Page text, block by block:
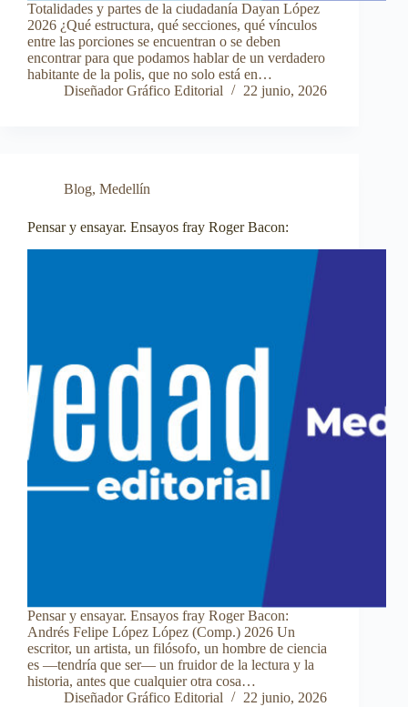
Totalidades y partes de la ciudadanía Dayan López
2026 ¿Qué estructura, qué secciones, qué vínculos
entre las porciones se encuentran o se deben
encontrar para que podamos hablar de un verdadero
habitante de la polis, que no solo está en…
Diseñador Gráfico Editorial
22 junio, 2026
Blog, Medellín
Pensar y ensayar. Ensayos fray Roger Bacon:
Pensar y ensayar. Ensayos fray Roger Bacon:
Andrés Felipe López López (Comp.) 2026 Un
escritor, un artista, un filósofo, un hombre de ciencia
es —tendría que ser— un fruidor de la lectura y la
historia, antes que cualquier otra cosa…
Diseñador Gráfico Editorial
22 junio, 2026